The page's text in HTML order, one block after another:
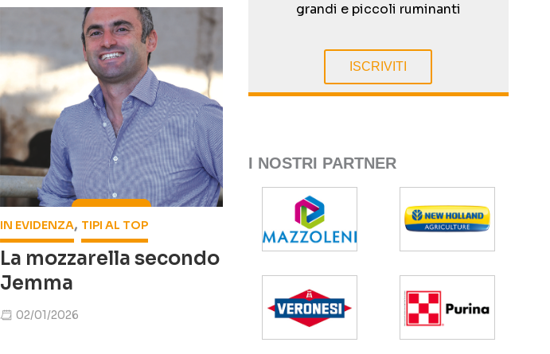
IN EVIDENZA, TIPI AL TOP
La mozzarella secondo
Jemma
02/01/2026
grandi e piccoli ruminanti
ISCRIVITI
I NOSTRI PARTNER